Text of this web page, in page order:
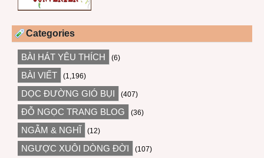
Categories
BÀI HÁT YÊU THÍCH (6)
BÀI VIẾT (1,196)
DỌC ĐƯỜNG GIÓ BỤI (407)
ĐỖ NGỌC TRANG BLOG (36)
NGẪM & NGHĨ (12)
NGƯỢC XUÔI DÒNG ĐỜI (107)